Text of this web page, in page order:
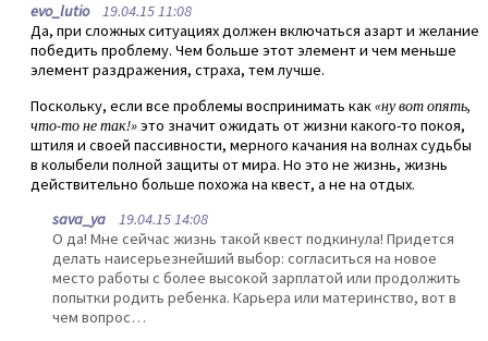
evo_lutio19.04.15 11:08
Да, при сложных ситуациях должен включаться азарт и желание
победить проблему. Чем больше этот элемент и чем меньше
элемент раздражения, страха, тем лучше.
Поскольку, если все проблемы воспринимать как«ну вот опять,
что-то не так!»это значит ожидать от жизни какого-то покоя,
штиля и своей пассивности, мерного качания на волнах судьбы
в колыбели полной защиты от мира. Но это не жизнь, жизнь
действительно больше похожа на квест, а не на отдых.
sava_ya 19.04.15 14:08
О да! Мне сейчас жизнь такой квест подкинула! Придется
делать наисерьезнейший выбор: согласиться на новое
место работы с более высокой зарплатой или продолжить
попытки родить ребенка. Карьера или материнство, вот в
чем вопрос…